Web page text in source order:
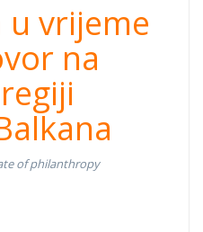
vrijeme
na
of philanthropy